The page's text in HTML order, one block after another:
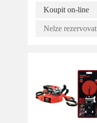
Koupit on-line
Nelze rezervovat